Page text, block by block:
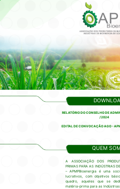
RELATÓRIO DO CONSELHO DE
/ 2024
EDITAL DE CONVOCAÇÃO AGO -
QUEM
A ASSOCIAÇÃO DOS
PRIMAS PARA AS INDÚSTRIAS
– APMPBioenergia é uma
lucrativos, com objetivos
quadro, aqueles que se
matéria-prima para as